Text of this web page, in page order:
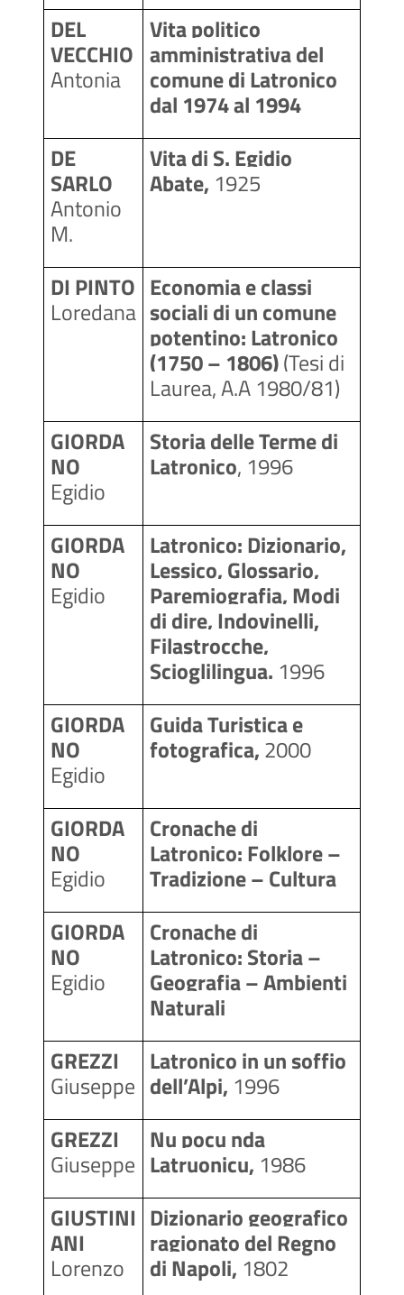
DEL
Antonia
Vita politico
amministrativa del
comune di Latronico
dal 1974 al 1994
DE
Antonio
M.
Vita di S. Egidio
Abate, 1925
Loredana
Economia e classi
sociali di un comune
potentino: Latronico
(1750 – 1806) (Tesi di
Laurea, A.A 1980/81)
GIORDA
Egidio
Storia delle Terme di
Latronico, 1996
GIORDA
Egidio
Latronico: Dizionario,
Lessico, Glossario,
Paremiografia, Modi
di dire, Indovinelli,
Filastrocche,
Scioglilingua. 1996
GIORDA
Egidio
Guida Turistica e
fotografica, 2000
GIORDA
Egidio
Cronache di
Latronico: Folklore –
Tradizione – Cultura
GIORDA
Egidio
Cronache di
Latronico: Storia –
Geografia – Ambienti
Naturali
Giuseppe
Latronico in un soffio
dell’Alpi, 1996
Giuseppe
Nu pocu nda
Latruonicu, 1986
GIUSTINI
Lorenzo
Dizionario geografico
ragionato del Regno
di Napoli, 1802